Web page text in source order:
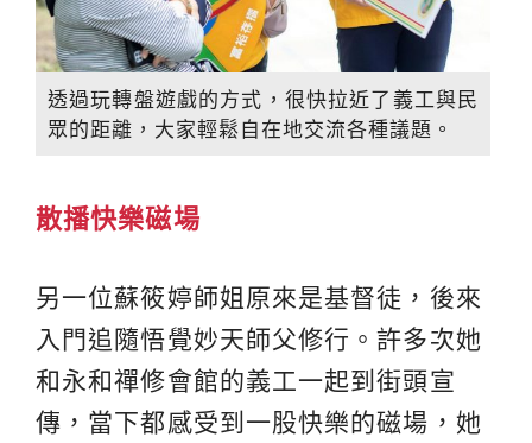
透過玩轉盤遊戲的方式，很快拉近了義工與民
眾的距離，大家輕鬆自在地交流各種議題。
散播快樂磁場
另一位蘇筱婷師姐原來是基督徒，後來
入門追隨悟覺妙天師父修行。許多次她
和永和禪修會館的義工一起到街頭宣
傳，當下都感受到一股快樂的磁場，她